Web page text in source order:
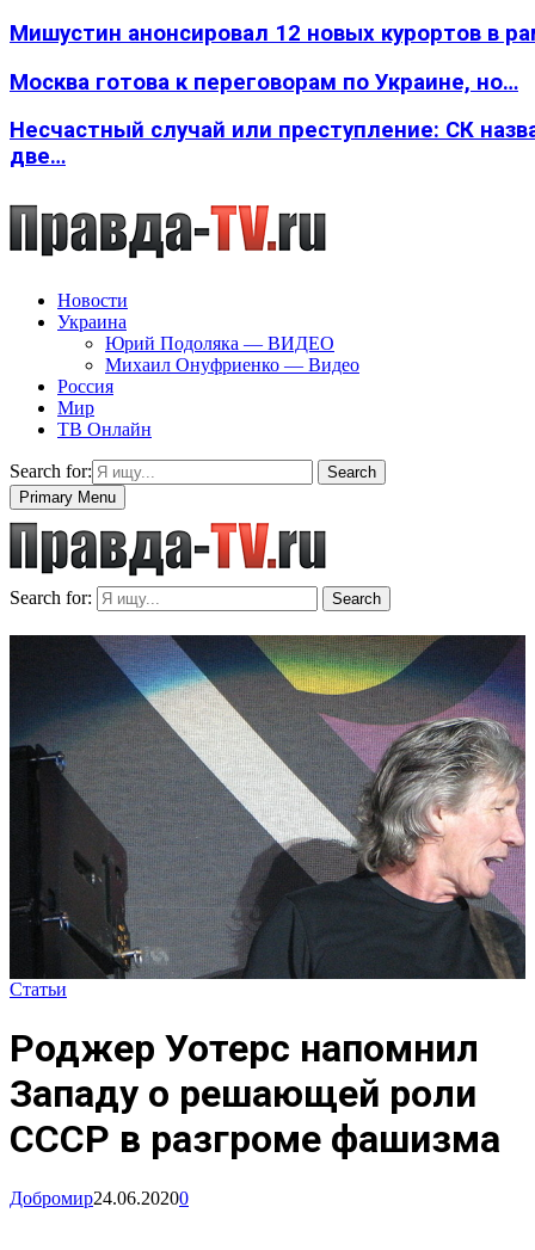
Мишустин анонсировал 12 новых курортов в
Москва готова к переговорам по Украине, но…
Несчастный случай или преступление: СК
две…
Новости
Украина
Юрий Подоляка — ВИДЕО
Михаил Онуфриенко — Видео
Россия
Мир
ТВ Онлайн
Search for:
Search
Primary Menu
Search for: Search
Статьи
Роджер Уотерс напомнил
Западу о решающей роли
СССР в разгроме фашизма
Добромир24.06.20200